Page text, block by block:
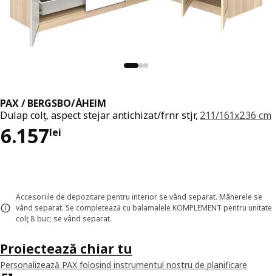
PAX / BERGSBO/ÅHEIM
Dulap colț, aspect stejar antichizat/frnr stjr, 211/161x236 cm
6.157lei
Preț 6157lei
Accesoriile de depozitare pentru interior se vând separat. Mânerele se
vând separat. Se completează cu balamalele KOMPLEMENT pentru unitate
colţ 8 buc; se vând separat.
Proiectează chiar tu
Personalizează PAX folosind instrumentul nostru de planificare